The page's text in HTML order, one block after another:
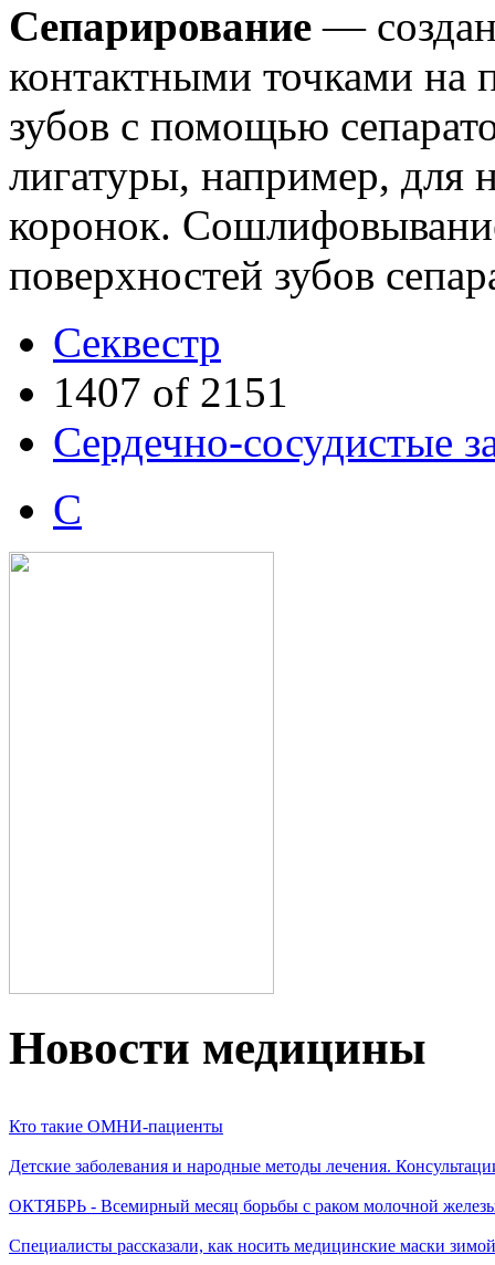
Сепарирование —
контактными точками на
зубов с помощью
лигатуры, например, для
коронок.
поверхностей зубов
Секвестр
1407 of 2151
Сердечно-сосудистые
С
Новости медицины
Кто такие ОМНИ-пациенты
Детские заболевания и народные методы лечения.
ОКТЯБРЬ - Всемирный месяц борьбы с раком молочной
Специалисты рассказали, как носить медицинские маски зимой